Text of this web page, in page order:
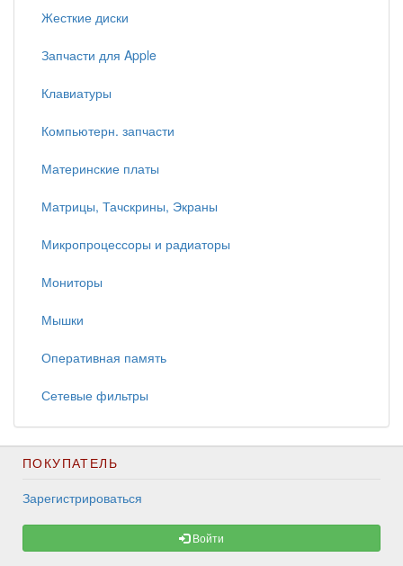
Жесткие диски
Запчасти для Apple
Клавиатуры
Компьютерн. запчасти
Материнские платы
Матрицы, Тачскрины, Экраны
Микропроцессоры и радиаторы
Мониторы
Мышки
Оперативная память
Сетевые фильтры
ПОКУПАТЕЛЬ
Зарегистрироваться
Войти